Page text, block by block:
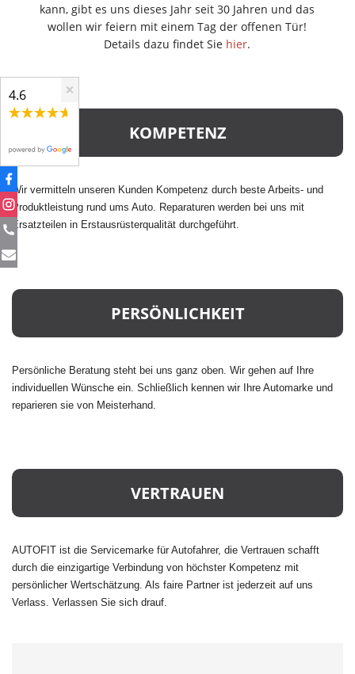
kann, gibt es uns dieses Jahr seit 30 Jahren und das
wollen wir feiern mit einem Tag der offenen Tür!
Details dazu findet Sie hier.
KOMPETENZ
Wir vermitteln unseren Kunden Kompetenz durch beste Arbeits- und
Produktleistung rund ums Auto. Reparaturen werden bei uns mit
Ersatzteilen in Erstausrüsterqualität durchgeführt.
PERSÖNLICHKEIT
Persönliche Beratung steht bei uns ganz oben. Wir gehen auf Ihre
individuellen Wünsche ein. Schließlich kennen wir Ihre Automarke und
reparieren sie von Meisterhand.
VERTRAUEN
AUTOFIT ist die Servicemarke für Autofahrer, die Vertrauen schafft
durch die einzigartige Verbindung von höchster Kompetenz mit
persönlicher Wertschätzung. Als faire Partner ist jederzeit auf uns
Verlass. Verlassen Sie sich drauf.
×
4.6